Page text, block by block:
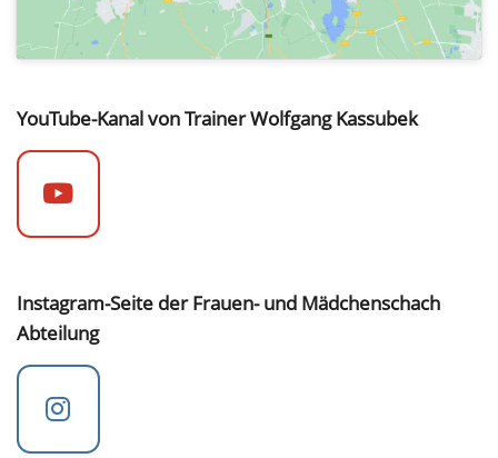
YouTube-Kanal von Trainer Wolfgang Kassubek
Instagram-Seite der Frauen- und Mädchenschach
Abteilung